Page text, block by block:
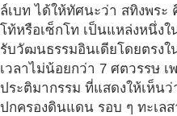
ล์เบท ได้ให้ทัศนะว่า สทิงพร
โท้หรือเซ็กโท เป็นแหล่งหนึ่งใ
รับวัฒนธรรมอินเดียโดยตรง
เวลาไม่น้อยกว่า 7 ศตวรรษ
ประติมากรรม ที่แสดงให้เห็น
ปกครองดินแดน รอบ ๆ ทะเล